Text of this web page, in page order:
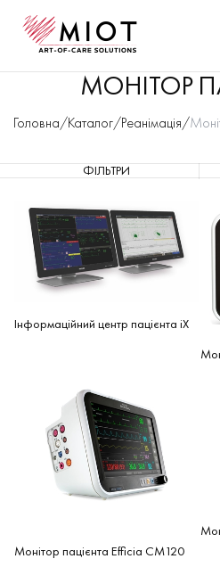
МОНІТОР
Головна/Каталог/Реанімація/
ФІЛЬТРИ
Інформаційний центр пацієнта iX
Монітор пацієнта Efficia CM120